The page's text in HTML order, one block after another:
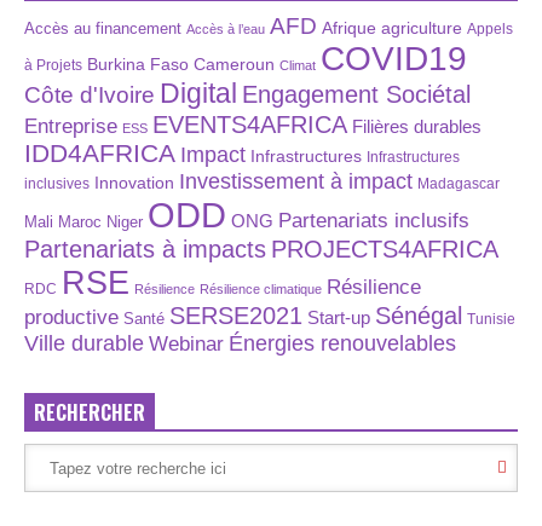
Accès au financement Accès à l’eau AFD Afrique agriculture Appels
à Projets Burkina Faso Cameroun Climat COVID19
Côte d'Ivoire Digital Engagement Sociétal
Entreprise ESS EVENTS4AFRICA Filières durables
IDD4AFRICA Impact Infrastructures Infrastructures
inclusives Innovation Investissement à impact Madagascar
Mali Maroc Niger ODD ONG Partenariats inclusifs
Partenariats à impacts PROJECTS4AFRICA
RDC RSE Résilience Résilience climatique Résilience
productive Santé SERSE2021 Start-up Sénégal Tunisie
Ville durable Webinar Énergies renouvelables
RECHERCHER